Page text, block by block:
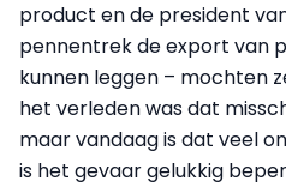
product en de president
pennentrek de export van
kunnen leggen – mochten
het verleden was dat
maar vandaag is dat veel
is het gevaar gelukkig